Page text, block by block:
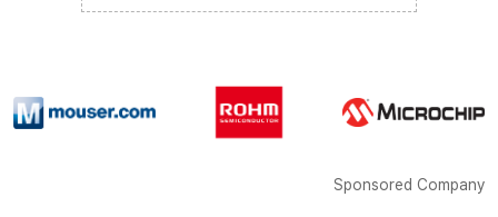
Sponsored Company